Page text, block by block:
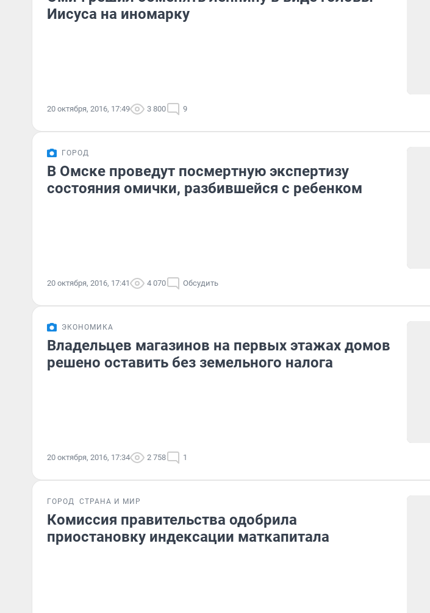
Иисуса на иномарку
20 октября, 2016, 17:49 3 800 9
ГОРОД
В Омске проведут посмертную экспертизу
состояния омички, разбившейся с ребенком
20 октября, 2016, 17:41 4 070 Обсудить
ЭКОНОМИКА
Владельцев магазинов на первых этажах домов
решено оставить без земельного налога
20 октября, 2016, 17:34 2 758 1
ГОРОД СТРАНА И МИР
Комиссия правительства одобрила
приостановку индексации маткапитала